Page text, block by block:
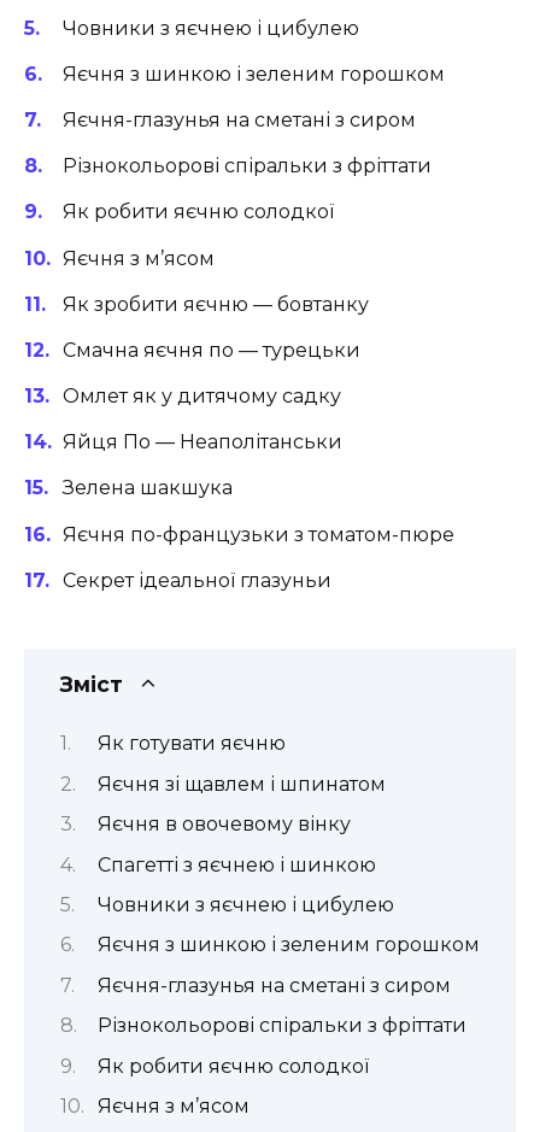
Човники з яєчнею і цибулею
Яєчня з шинкою і зеленим горошком
Яєчня-глазунья на сметані з сиром
Різнокольорові спіральки з фріттати
Як робити яєчню солодкої
Яєчня з м’ясом
Як зробити яєчню — бовтанку
Смачна яєчня по — турецьки
Омлет як у дитячому садку
Яйця По — Неаполітанськи
Зелена шакшука
Яєчня по-французьки з томатом-пюре
Секрет ідеальної глазуньи
Зміст
Як готувати яєчню
Яєчня зі щавлем і шпинатом
Яєчня в овочевому вінку
Спагетті з яєчнею і шинкою
Човники з яєчнею і цибулею
Яєчня з шинкою і зеленим горошком
Яєчня-глазунья на сметані з сиром
Різнокольорові спіральки з фріттати
Як робити яєчню солодкої
Яєчня з м’ясом